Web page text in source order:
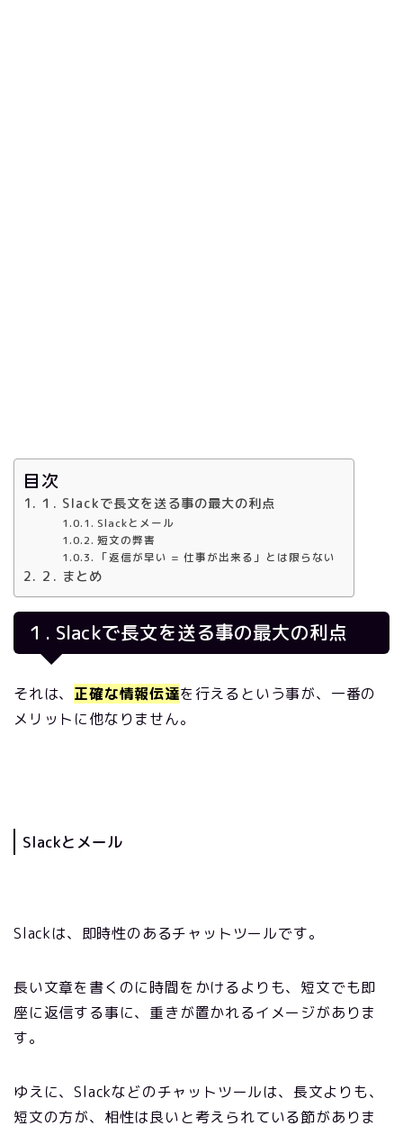
目次
１. Slackで長文を送る事の最大の利点
Slackとメール
短文の弊害
「返信が早い = 仕事が出来る」とは限らない
２. まとめ
１. Slackで長文を送る事の最大の利点
それは、 正確な情報伝達を行えるという事が、一番の
メリットに他なりません。
Slackとメール
Slackは、即時性のあるチャットツールです。
長い文章を書くのに時間をかけるよりも、短文でも即
座に返信する事に、重きが置かれるイメージがありま
す。
ゆえに、Slackなどのチャットツールは、長文よりも、
短文の方が、相性は良いと考えられている節がありま